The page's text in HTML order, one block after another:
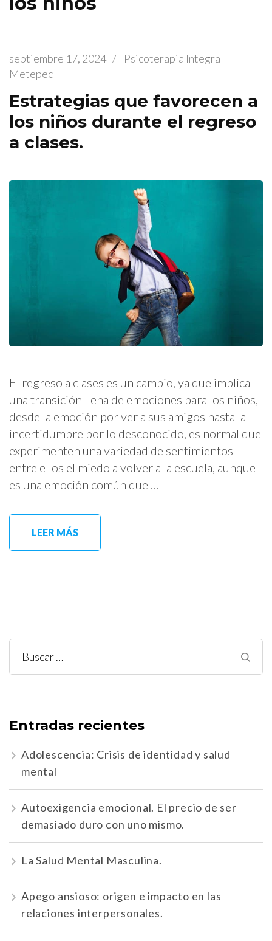
septiembre 17, 2024 /
Psicoterapia Integral
Metepec
Estrategias que favorecen a
los niños durante el regreso
a clases.
El regreso a clases es un cambio, ya que implica
una transición llena de emociones para los niños,
desde la emoción por ver a sus amigos hasta la
incertidumbre por lo desconocido, es normal que
experimenten una variedad de sentimientos
entre ellos el miedo a volver a la escuela, aunque
es una emoción común que …
LEER MÁS
Buscar:
Entradas recientes
Adolescencia: Crisis de identidad y salud
mental
Autoexigencia emocional. El precio de ser
demasiado duro con uno mismo.
La Salud Mental Masculina.
Apego ansioso: origen e impacto en las
relaciones interpersonales.